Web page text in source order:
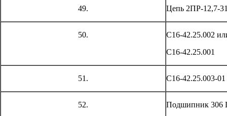
49. Цепь 2ПР-12,7-
50.
С16-42.25.002
С16-42.25.001
51. С16-42.25.003-01
52. Подшипник 306